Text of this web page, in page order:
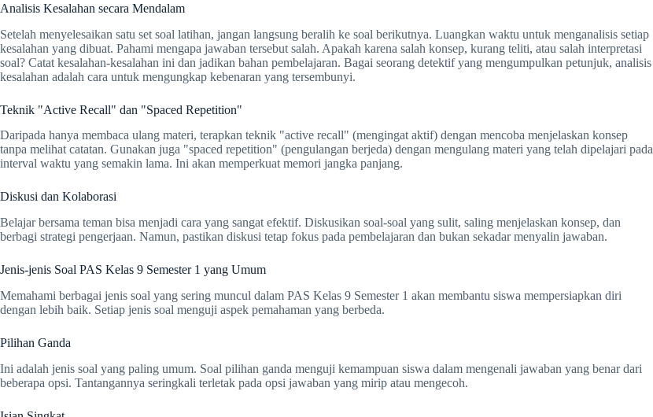
Analisis Kesalahan secara Mendalam
Setelah menyelesaikan satu set soal latihan, jangan langsung beralih ke soal berikutnya. Luangkan waktu untuk menganalisis setiap
kesalahan yang dibuat. Pahami mengapa jawaban tersebut salah. Apakah karena salah konsep, kurang teliti, atau salah interpretasi
soal? Catat kesalahan-kesalahan ini dan jadikan bahan pembelajaran. Bagai seorang detektif yang mengumpulkan petunjuk, analisis
kesalahan adalah cara untuk mengungkap kebenaran yang tersembunyi.
Teknik "Active Recall" dan "Spaced Repetition"
Daripada hanya membaca ulang materi, terapkan teknik "active recall" (mengingat aktif) dengan mencoba menjelaskan konsep
tanpa melihat catatan. Gunakan juga "spaced repetition" (pengulangan berjeda) dengan mengulang materi yang telah dipelajari pada
interval waktu yang semakin lama. Ini akan memperkuat memori jangka panjang.
Diskusi dan Kolaborasi
Belajar bersama teman bisa menjadi cara yang sangat efektif. Diskusikan soal-soal yang sulit, saling menjelaskan konsep, dan
berbagi strategi pengerjaan. Namun, pastikan diskusi tetap fokus pada pembelajaran dan bukan sekadar menyalin jawaban.
Jenis-jenis Soal PAS Kelas 9 Semester 1 yang Umum
Memahami berbagai jenis soal yang sering muncul dalam PAS Kelas 9 Semester 1 akan membantu siswa mempersiapkan diri
dengan lebih baik. Setiap jenis soal menguji aspek pemahaman yang berbeda.
Pilihan Ganda
Ini adalah jenis soal yang paling umum. Soal pilihan ganda menguji kemampuan siswa dalam mengenali jawaban yang benar dari
beberapa opsi. Tantangannya seringkali terletak pada opsi jawaban yang mirip atau mengecoh.